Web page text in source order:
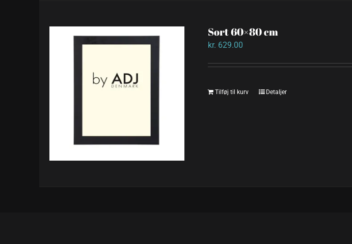
Sort 60×80 cm
kr. 629.00
Tilføj til kurv Detaljer